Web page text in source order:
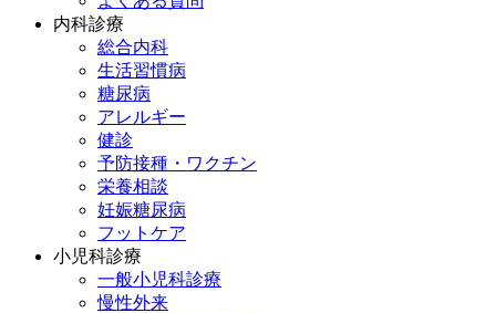
内科診療
総合内科
生活習慣病
糖尿病
アレルギー
健診
予防接種・ワクチン
栄養相談
妊娠糖尿病
フットケア
小児科診療
一般小児科診療
慢性外来